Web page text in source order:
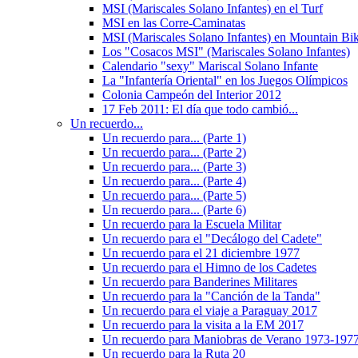
MSI (Mariscales Solano Infantes) en el Turf
MSI en las Corre-Caminatas
MSI (Mariscales Solano Infantes) en Mountain
Los "Cosacos MSI" (Mariscales Solano Infantes)
Calendario "sexy" Mariscal Solano Infante
La "Infantería Oriental" en los Juegos Olímpicos
Colonia Campeón del Interior 2012
17 Feb 2011: El día que todo cambió...
Un recuerdo...
Un recuerdo para... (Parte 1)
Un recuerdo para... (Parte 2)
Un recuerdo para... (Parte 3)
Un recuerdo para... (Parte 4)
Un recuerdo para... (Parte 5)
Un recuerdo para... (Parte 6)
Un recuerdo para la Escuela Militar
Un recuerdo para el "Decálogo del Cadete"
Un recuerdo para el 21 diciembre 1977
Un recuerdo para el Himno de los Cadetes
Un recuerdo para Banderines Militares
Un recuerdo para la "Canción de la Tanda"
Un recuerdo para el viaje a Paraguay 2017
Un recuerdo para la visita a la EM 2017
Un recuerdo para Maniobras de Verano 1973-
Un recuerdo para la Ruta 20